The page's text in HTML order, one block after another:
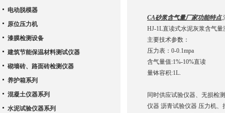
CA砂浆含气量厂家功能特点,
HJ-1L直读式水泥灰浆含气
主要技术参数：
压力表：0-0.1mpa
含气量值:1%-10%直读
量钵容积:1L.
同时供应试验仪器、无损检
仪器 沥青试验仪器 压力机
电动脱模器
原位压力机
漆膜检测设备
建筑节能保温材料测试仪器
砌墙砖、路面砖检测仪器
养护箱系列
混凝土仪器系列
水泥试验仪器系列